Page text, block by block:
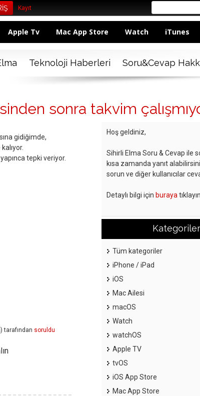
Kayıt
Apple Tv Mac App Store Watch iTunes
Teknoloji Haberleri Soru&Cevap
sonra takvim
gidiğimde,
tepki veriyor.
tarafından soruldu
Hoş geldiniz,
Sihirli Elma Soru & Cevap ile
kısa zamanda yanıt
sorun ve diğer kullanıcılar
Detaylı bilgi için buraya tıklayın.
Kategoriler
Tüm kategoriler
iPhone / iPad
iOS
Mac Ailesi
macOS
Watch
watchOS
Apple TV
tvOS
iOS App Store
Mac App Store